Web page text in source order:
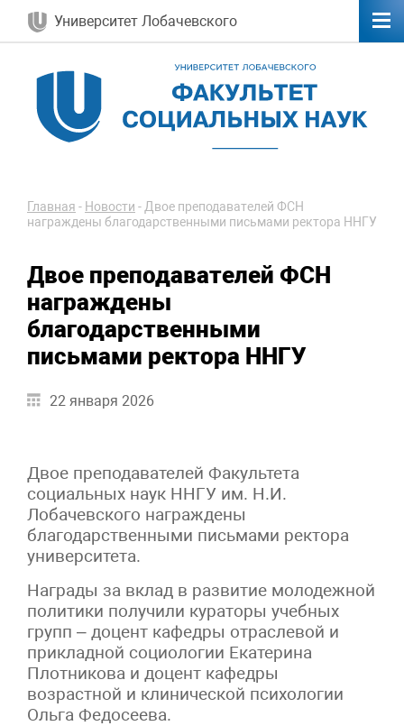
Университет Лобачевского
Главная - Новости -Двое преподавателей ФСН
награждены благодарственными письмами ректора ННГУ
Двое преподавателей ФСН
награждены
благодарственными
письмами ректора ННГУ
22 января 2026
Двое преподавателей Факультета
социальных наук ННГУ им. Н.И.
Лобачевского награждены
благодарственными письмами ректора
университета.
Награды за вклад в развитие молодежной
политики получили кураторы учебных
групп – доцент кафедры отраслевой и
прикладной социологии Екатерина
Плотникова и доцент кафедры
возрастной и клинической психологии
Ольга Федосеева.